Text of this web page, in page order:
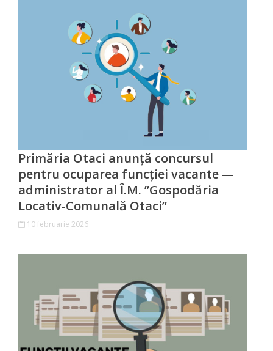
Regulamentul
intern
Organigrama
primarului
Consiliul
Secretarul
consiliului
consiliului
Regulamentul
consiliului
Primăria Otaci anunță concursul
pentru ocuparea funcției vacante —
administrator al Î.M. ”Gospodăria
Locativ-Comunală Otaci”
10 februarie 2026